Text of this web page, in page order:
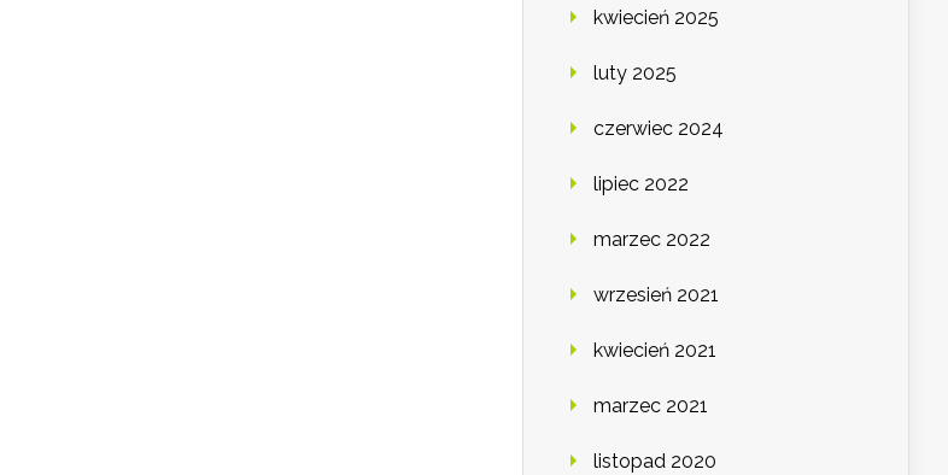
kwiecień 2025
luty 2025
czerwiec 2024
lipiec 2022
marzec 2022
wrzesień 2021
kwiecień 2021
marzec 2021
listopad 2020